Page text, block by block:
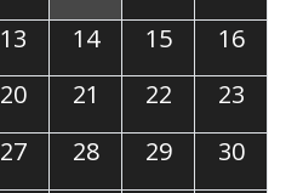
13 14 15
16
20 21 22
23
27 28 29
30